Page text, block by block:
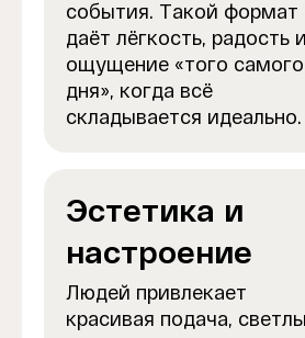
события. Такой формат
даёт лёгкость, радость и
ощущение «того самого
дня», когда всё
складывается идеально.
Эстетика и
настроение
Людей привлекает
красивая подача,